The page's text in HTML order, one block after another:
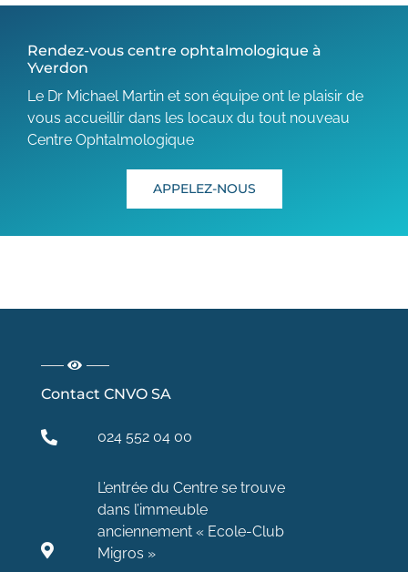
Rendez-vous centre ophtalmologique à
Yverdon
Le Dr Michael Martin et son équipe ont le plaisir de
vous accueillir dans les locaux du tout nouveau
Centre Ophtalmologique
APPELEZ-NOUS
Contact CNVO SA
024 552 04 00
L’entrée du Centre se trouve
dans l’immeuble
anciennement « Ecole-Club
Migros »